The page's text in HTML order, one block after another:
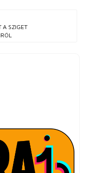
A SZIGET